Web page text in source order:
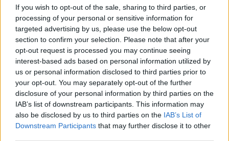
If you wish to opt-out of the sale, sharing to third parties, or
processing of your personal or sensitive information for
targeted advertising by us, please use the below opt-out
section to confirm your selection. Please note that after your
opt-out request is processed you may continue seeing
interest-based ads based on personal information utilized by
us or personal information disclosed to third parties prior to
your opt-out. You may separately opt-out of the further
disclosure of your personal information by third parties on the
IAB’s list of downstream participants. This information may
also be disclosed by us to third parties on the IAB’s List of
Downstream Participants that may further disclose it to other
σύνθεση εισηγήσεων τουπρωθυπουργούκαι
προτάσεων βουλευτών, με περισσότερους από 50
να έχουν συμμετάσχει ενεργά στη διαδικασία.
Ειδικότερα, όπως επισημαίνουν κυβερνητικοί
κύκλοι, η πρόταση συνταγματικής αναθεώρησης
της Νέας Δημοκρατίας διαμορφώνεται στους εξής
άξονες:
Πρώτον, στον άξονα τηςπροστασίας των
δικαιωμάτων και των συλλογικών αγαθών